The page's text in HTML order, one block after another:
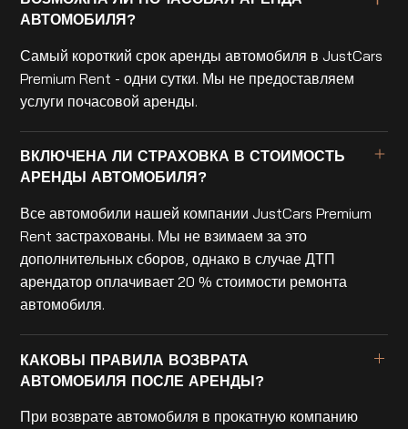
АВТОМОБИЛЯ?
Самый короткий срок аренды автомобиля в JustCars
Premium Rent - одни сутки. Мы не предоставляем
услуги почасовой аренды.
ВКЛЮЧЕНА ЛИ СТРАХОВКА В СТОИМОСТЬ
АРЕНДЫ АВТОМОБИЛЯ?
Все автомобили нашей компании JustCars Premium
Rent застрахованы. Мы не взимаем за это
дополнительных сборов, однако в случае ДТП
арендатор оплачивает 20 % стоимости ремонта
автомобиля.
КАКОВЫ ПРАВИЛА ВОЗВРАТА
АВТОМОБИЛЯ ПОСЛЕ АРЕНДЫ?
При возврате автомобиля в прокатную компанию